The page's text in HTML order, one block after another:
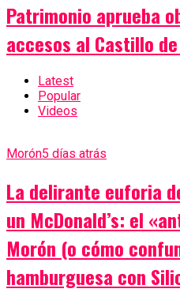
Patrimonio aprueba
accesos al Castillo
Latest
Popular
Videos
Morón5 días atrás
La delirante euforia
un McDonald’s: el
Morón (o cómo
hamburguesa con